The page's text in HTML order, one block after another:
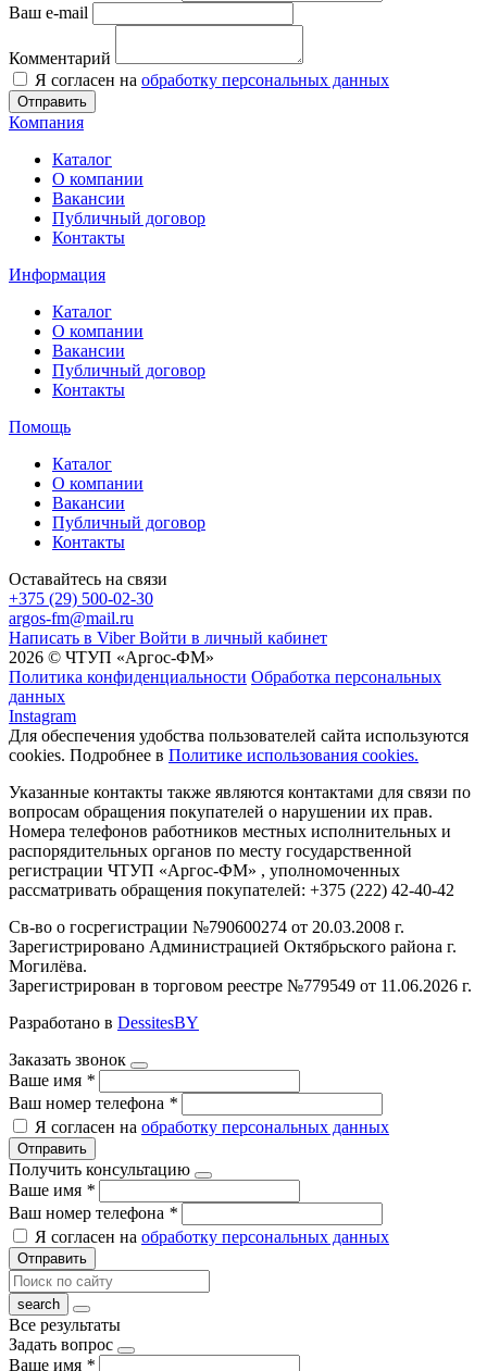
Ваш e-mail
Комментарий
Я согласен на обработку персональных данных
Отправить
Компания
Каталог
О компании
Вакансии
Публичный договор
Контакты
Информация
Каталог
О компании
Вакансии
Публичный договор
Контакты
Помощь
Каталог
О компании
Вакансии
Публичный договор
Контакты
Оставайтесь на связи
+375 (29) 500-02-30
argos-fm@mail.ru
Написать в Viber Войти в личный кабинет
2026 © ЧТУП «Аргос-ФМ»
Политика конфиденциальности Обработка персональных
данных
Instagram
Для обеспечения удобства пользователей сайта используются
cookies. Подробнее в Политике использования cookies.
Указанные контакты также являются контактами для связи по
вопросам обращения покупателей о нарушении их прав.
Номера телефонов работников местных исполнительных и
распорядительных органов по месту государственной
регистрации ЧТУП «Аргос-ФМ» , уполномоченных
рассматривать обращения покупателей: +375 (222) 42-40-42
Св-во о госрегистрации №790600274 от 20.03.2008 г.
Зарегистрировано Администрацией Октябрьского района г.
Могилёва.
Зарегистрирован в торговом реестре №779549 от 11.06.2026 г.
Разработано в DessitesBY
Заказать звонок
Ваше имя *
Ваш номер телефона *
Я согласен на обработку персональных данных
Отправить
Получить консультацию
Ваше имя *
Ваш номер телефона *
Я согласен на обработку персональных данных
Отправить
Все результаты
Задать вопрос
Ваше имя *